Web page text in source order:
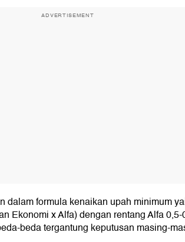
ADVERTISEMENT
dalam formula kenaikan upah minimum
Ekonomi x Alfa) dengan rentang Alfa
beda tergantung keputusan masing-